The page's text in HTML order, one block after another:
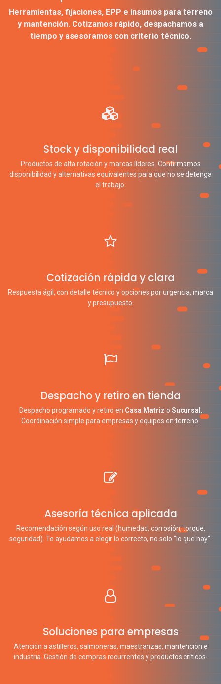
Herramientas, fijaciones, EPP e insumos para terreno
y mantención. Cotizamos rápido, despachamos a
tiempo y asesoramos con criterio técnico.
Stock y disponibilidad real
Productos de alta rotación y marcas líderes. Confirmamos
disponibilidad y alternativas equivalentes para que no se detenga
el trabajo.
Cotización rápida y clara
Respuesta ágil, con detalle técnico y opciones por urgencia, marca
y presupuesto.
Despacho y retiro en tienda
Despacho programado y retiro en Casa Matriz o Sucursal
Coordinación simple para empresas y equipos en terreno.
Asesoría técnica aplicada
Recomendación según uso real (humedad, corrosión, torque,
seguridad). Te ayudamos a elegir lo correcto, no solo “lo que hay”.
Soluciones para empresas
Atención a astilleros, salmoneras, maestranzas, mantención e
industria. Gestión de compras recurrentes y productos críticos.